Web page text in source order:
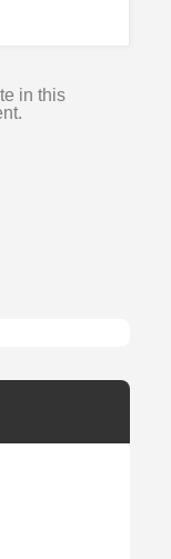
in this